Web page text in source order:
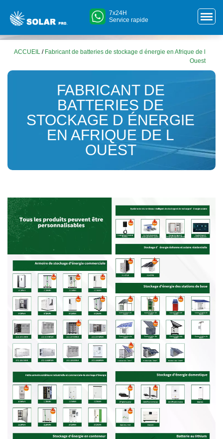
7x24H
Service rapide
ACCUEIL / Fabricant de batteries de stockage d énergie en Afrique de l
Ouest
FABRICANT DE
BATTERIES DE
STOCKAGE D ÉNERGIE
EN AFRIQUE DE L
OUEST